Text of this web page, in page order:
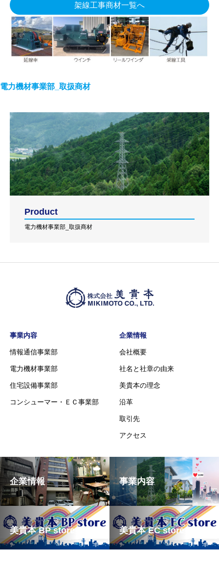
架線工事商材一覧へ
電力機材事業部_取扱商材
Product
電力機材事業部_取扱商材
事業内容
情報通信事業部
電力機材事業部
住宅設備事業部
コンシューマー・ＥＣ事業部
企業情報
会社概要
社名と社章の由来
美貴本の理念
沿革
取引先
アクセス
企業情報 事業内容
美貴本 BP store 美貴本 EC store